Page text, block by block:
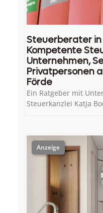
Steuerberater in
Kompetente
Unternehmen,
Privatpersonen
Förde
Ein Ratgeber mit
Steuerkanzlei Katja